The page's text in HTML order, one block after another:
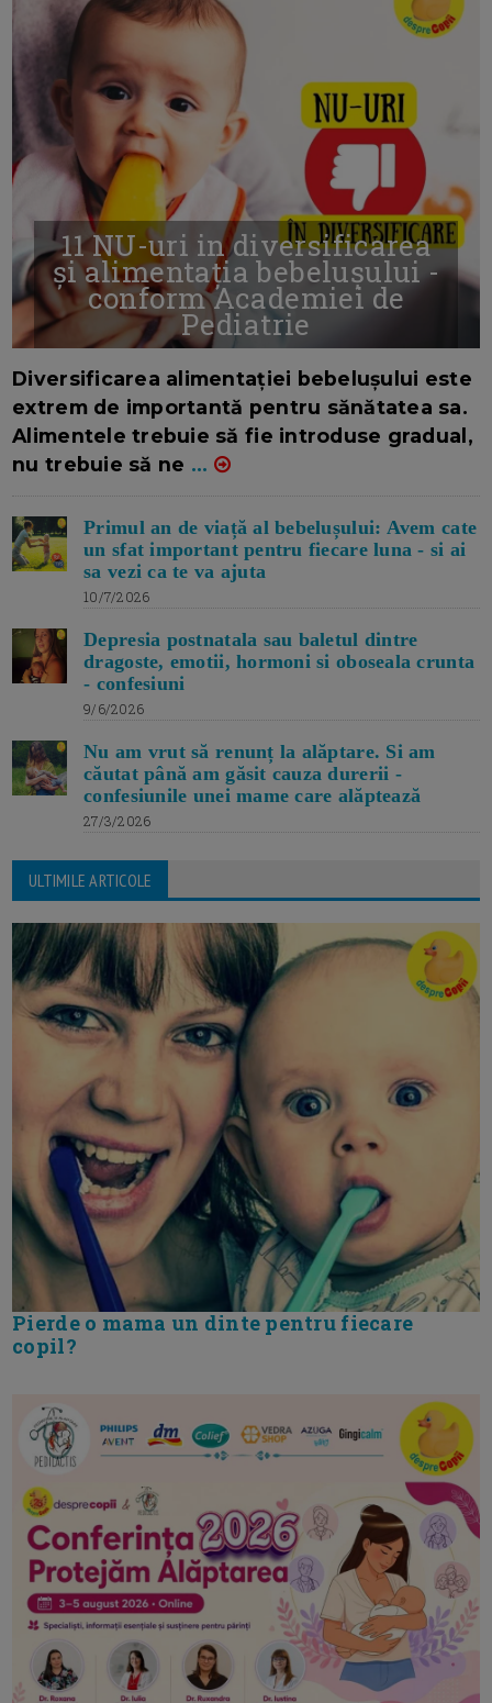
11 NU-uri in diversificarea
și alimentația bebelușului -
conform Academiei de
Pediatrie
Diversificarea alimentației bebelușului este
extrem de importantă pentru sănătatea sa.
Alimentele trebuie să fie introduse gradual,
nu trebuie să ne ...
Primul an de viață al bebelușului: Avem cate
un sfat important pentru fiecare luna - si ai
sa vezi ca te va ajuta
10/7/2026
Depresia postnatala sau baletul dintre
dragoste, emotii, hormoni si oboseala crunta
- confesiuni
9/6/2026
Nu am vrut să renunț la alăptare. Si am
căutat până am găsit cauza durerii -
confesiunile unei mame care alăptează
27/3/2026
ULTIMILE ARTICOLE
Pierde o mama un dinte pentru fiecare
copil?